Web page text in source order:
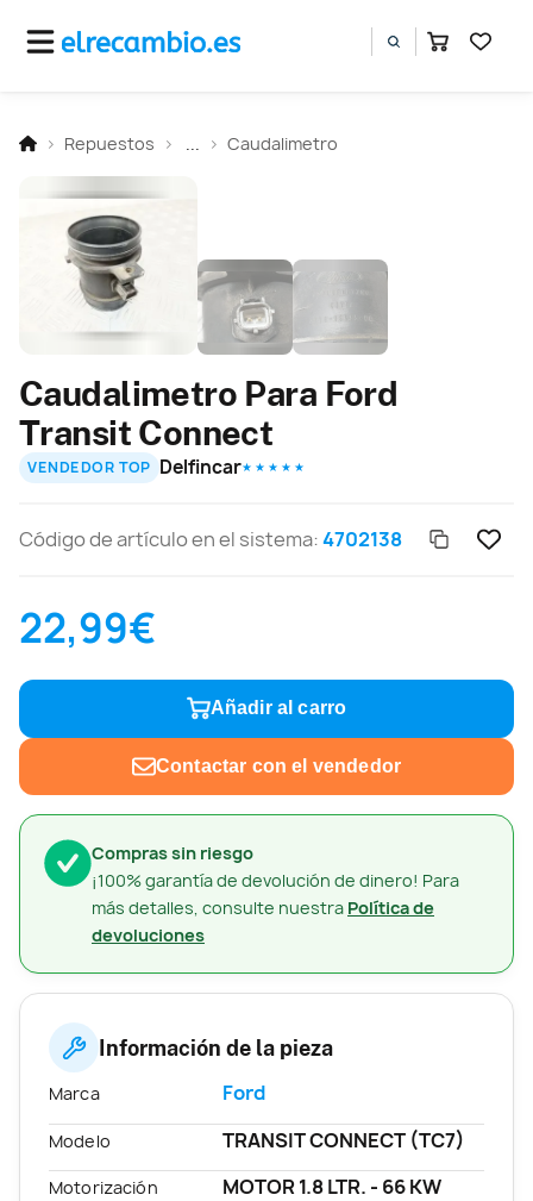
Repuestos Caudalimetro
Compras sin riesgo
¡100% garantía de devolución de dinero! Para
más detalles, consulte nuestra Política de
devoluciones
Caudalimetro Para Ford
Transit Connect
VENDEDOR TOP Delfincar★ ★ ★ ★ ★
Código de artículo en el sistema:4702138
22,99€
Añadir al carro
Contactar con el vendedor
Información de la pieza
Marca Ford
Modelo TRANSIT CONNECT (TC7)
Motorización
MOTOR 1.8 LTR. - 66 KW